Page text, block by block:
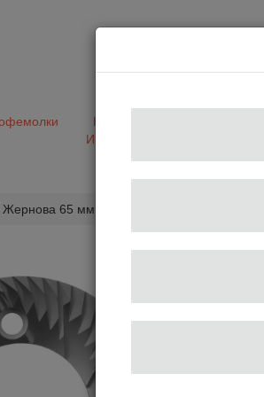
Кофе&Чай
Ингредиенты
Жернова 65 мм из закаленной стали Helios65